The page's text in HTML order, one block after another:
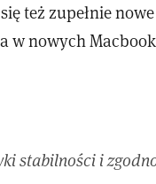
też zupełnie nowe
nowych
stabilności i